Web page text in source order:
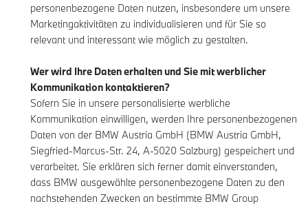
personenbezogene Daten nutzen, insbesondere um unsere
Marketingaktivitäten zu individualisieren und für Sie so
relevant und interessant wie möglich zu gestalten.
Wer wird Ihre Daten erhalten und Sie mit werblicher
Kommunikation kontaktieren?
Sofern Sie in unsere personalisierte werbliche
Kommunikation einwilligen, werden Ihre personenbezogenen
Daten von der BMW Austria GmbH (BMW Austria GmbH,
Siegfried-Marcus-Str. 24, A-5020 Salzburg) gespeichert und
verarbeitet. Sie erklären sich ferner damit einverstanden,
dass BMW ausgewählte personenbezogene Daten zu den
nachstehenden Zwecken an bestimmte BMW Group